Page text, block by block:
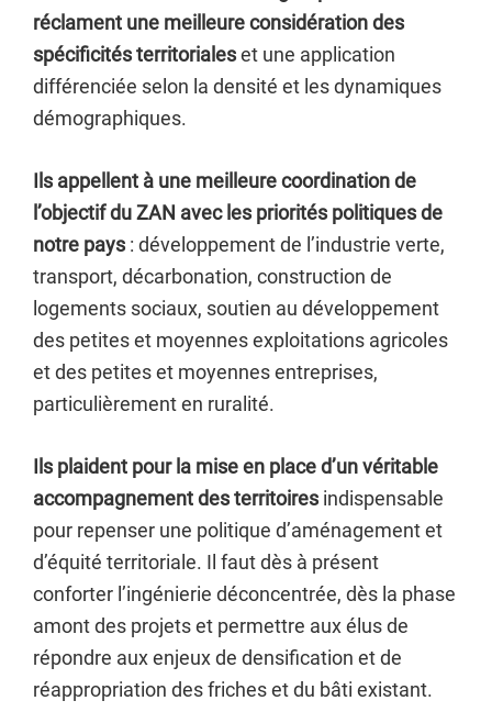
réclament une meilleure considération des
spécificités territorialeset une application
différenciée selon la densité et les dynamiques
démographiques.
Ils appellent à une meilleure coordination de
l’objectif du ZAN avec les priorités politiques de
notre pays : développement de l’industrie verte,
transport, décarbonation, construction de
logements sociaux, soutien au développement
des petites et moyennes exploitations agricoles
et des petites et moyennes entreprises,
particulièrement en ruralité.
Ils plaident pour la mise en place d’un véritable
accompagnement des territoires indispensable
pour repenser une politique d’aménagement et
d’équité territoriale. Il faut dès à présent
conforter l’ingénierie déconcentrée, dès la phase
amont des projets et permettre aux élus de
répondre aux enjeux de densification et de
réappropriation des friches et du bâti existant.